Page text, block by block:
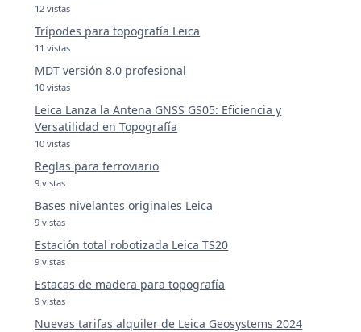
12 vistas
Trípodes para topografía Leica
11 vistas
MDT versión 8.0 profesional
10 vistas
Leica Lanza la Antena GNSS GS05: Eficiencia y
Versatilidad en Topografía
10 vistas
Reglas para ferroviario
9 vistas
Bases nivelantes originales Leica
9 vistas
Estación total robotizada Leica TS20
9 vistas
Estacas de madera para topografía
9 vistas
Nuevas tarifas alquiler de Leica Geosystems 2024